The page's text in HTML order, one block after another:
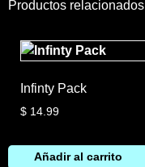
Productos relacionados
Infinty Pack
$ 14.99
Añadir al carrito